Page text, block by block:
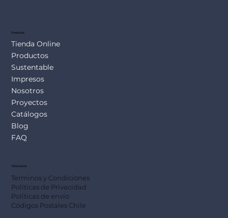
Productos
Tienda Online
Productos
Sustentable
Impresos
Nosotros
Proyectos
Catálogos
Blog
FAQ
Información
Terminos y Condiciones
Políticas de Privacidad
Políticas de envío
Códigos Postales Chile